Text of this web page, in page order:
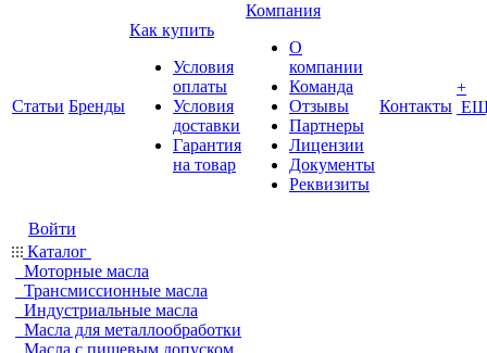
Статьи Бренды
Как купить
Условия
оплаты
Условия
доставки
Гарантия
на товар
Компания
О
компании
Команда
Отзывы
Партнеры
Лицензии
Документы
Реквизиты
Контакты
+
Войти
Каталог
Моторные масла
Трансмиссионные масла
Индустриальные масла
Масла для металлообработки
Масла с пищевым допуском